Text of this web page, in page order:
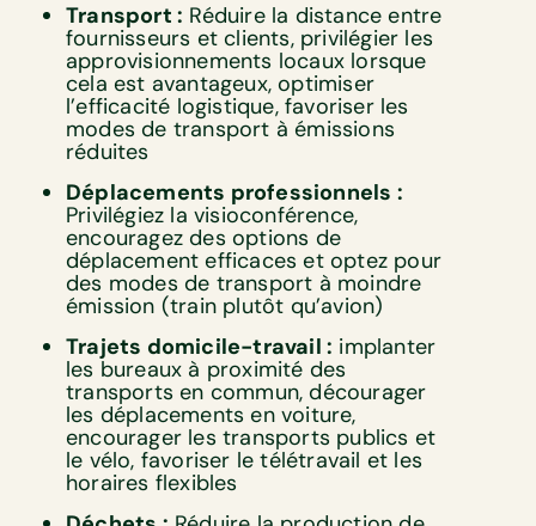
Transport : Réduire la distance entre
fournisseurs et clients, privilégier les
approvisionnements locaux lorsque
cela est avantageux, optimiser
l’efficacité logistique, favoriser les
modes de transport à émissions
réduites
Déplacements professionnels :
Privilégiez la visioconférence,
encouragez des options de
déplacement efficaces et optez pour
des modes de transport à moindre
émission (train plutôt qu’avion)
Trajets domicile-travail : implanter
les bureaux à proximité des
transports en commun, décourager
les déplacements en voiture,
encourager les transports publics et
le vélo, favoriser le télétravail et les
horaires flexibles